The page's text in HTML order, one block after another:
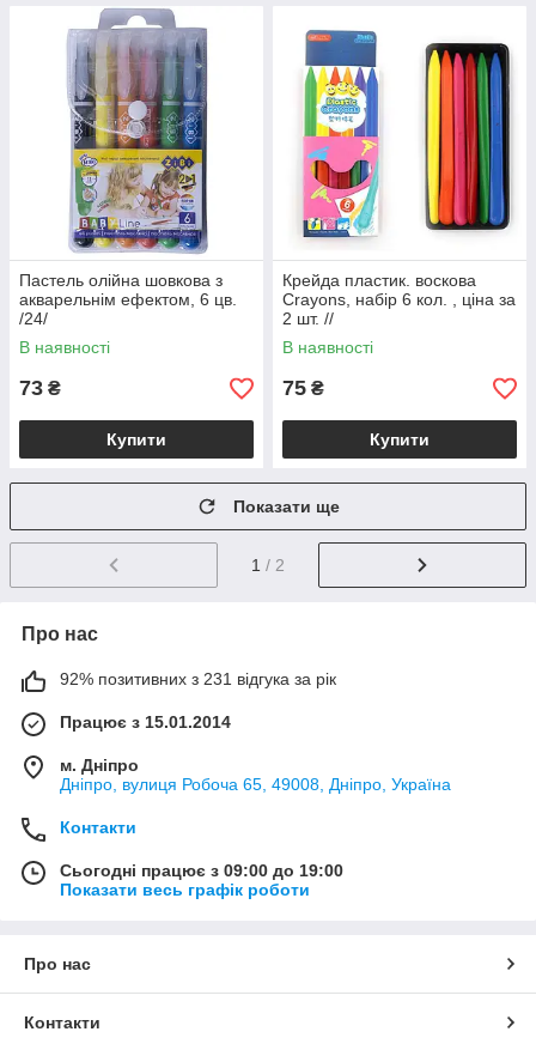
Пастель олійна шовкова з
акварельнім ефектом, 6 цв.
/24/
В наявності
73 ₴
Купити
Крейда пластик. воскова
Crayons, набір 6 кол. , ціна за
2 шт. //
В наявності
75 ₴
Купити
Показати ще
1 / 2
Про нас
92% позитивних з 231 відгука за рік
Працює з 15.01.2014
м. Дніпро
Дніпро, вулиця Робоча 65, 49008, Дніпро, Україна
Контакти
Сьогодні працює з 09:00 до 19:00
Показати весь графік роботи
Про нас
Контакти